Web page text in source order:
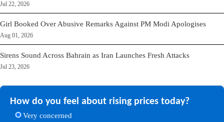
Jul 22, 2026
Girl Booked Over Abusive Remarks Against PM Modi Apologises
Aug 01, 2026
Sirens Sound Across Bahrain as Iran Launches Fresh Attacks
Jul 23, 2026
How do you feel about rising prices today?
Very concerned